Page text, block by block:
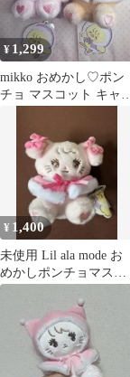
¥ 1,299
mikko おめかし♡ポン
チョ マスコット キャミ
¥ 1,400
未使用 Lil ala mode お
めかしポンチョマスコ
ット